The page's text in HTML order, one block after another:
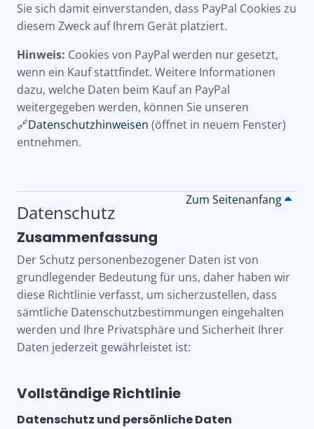
Sie sich damit einverstanden, dass PayPal Cookies zu
diesem Zweck auf Ihrem Gerät platziert.
Hinweis: Cookies von PayPal werden nur gesetzt,
wenn ein Kauf stattfindet. Weitere Informationen
dazu, welche Daten beim Kauf an PayPal
weitergegeben werden, können Sie unseren
🔗Datenschutzhinweisen (öffnet in neuem Fenster)
entnehmen.
Zum Seitenanfang
Datenschutz
Zusammenfassung
Der Schutz personenbezogener Daten ist von
grundlegender Bedeutung für uns, daher haben wir
diese Richtlinie verfasst, um sicherzustellen, dass
sämtliche Datenschutzbestimmungen eingehalten
werden und Ihre Privatsphäre und Sicherheit Ihrer
Daten jederzeit gewährleistet ist:
Vollständige Richtlinie
Datenschutz und persönliche Daten